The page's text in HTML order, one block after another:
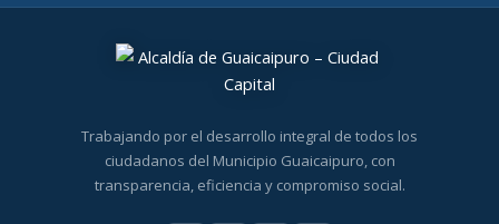
Trabajando por el desarrollo integral de todos los
ciudadanos del Municipio Guaicaipuro, con
transparencia, eficiencia y compromiso social.